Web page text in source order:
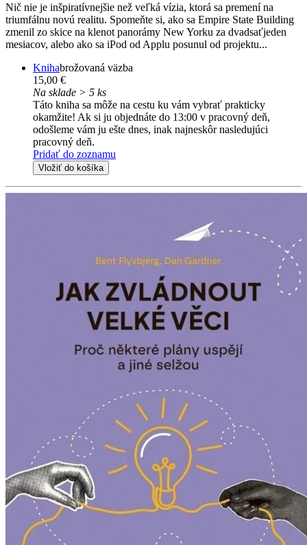
Nič nie je inšpiratívnejšie než veľká vízia, ktorá sa premení na
triumfálnu novú realitu. Spomeňte si, ako sa Empire State Building
zmenil zo skice na klenot panorámy New Yorku za dvadsaťjeden
mesiacov, alebo ako sa iPod od Applu posunul od projektu...
Knihabrožovaná väzba
15,00 €
Na sklade > 5 ks
Táto kniha sa môže na cestu ku vám vybrať prakticky
okamžite! Ak si ju objednáte do 13:00 v pracovný deň,
odošleme vám ju ešte dnes, inak najneskôr nasledujúci
pracovný deň.
Pridať do zoznamu
Vložiť do košíka